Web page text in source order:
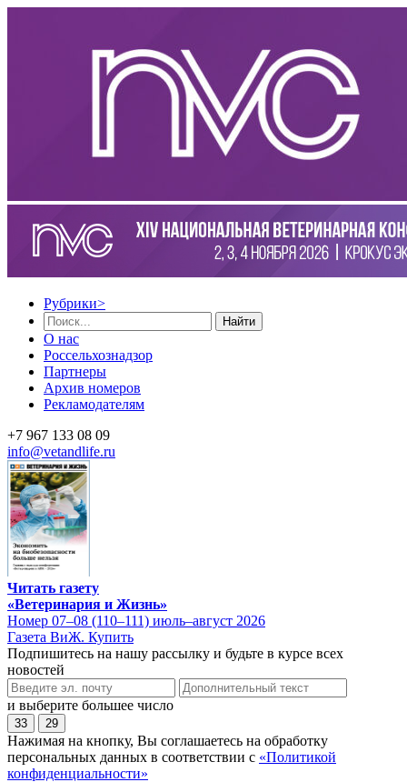
Рубрики>
Найти
О нас
Россельхознадзор
Партнеры
Архив номеров
Рекламодателям
+7 967 133 08 09
info@vetandlife.ru
Читать газету
«Ветеринария и Жизнь»
Номер 07–08 (110–111) июль–август 2026
Газета ВиЖ. Купить
Подпишитесь на нашу рассылку и будьте в курсе всех
новостей
и выберите большее число
33 29
Нажимая на кнопку, Вы соглашаетесь на обработку
персональных данных в соответствии с «Политикой
конфиденциальности»